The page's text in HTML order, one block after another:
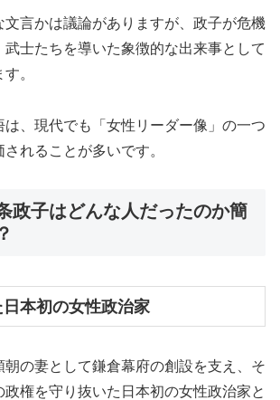
文言かは議論がありますが、政子が危機
士たちを導いた象徴的な出来事として
。
は、現代でも「女性リーダー像」の一つ
れることが多いです。
政子はどんな人だったのか簡
本初の女性政治家
朝の妻として鎌倉幕府の創設を支え、そ
権を守り抜いた日本初の女性政治家と